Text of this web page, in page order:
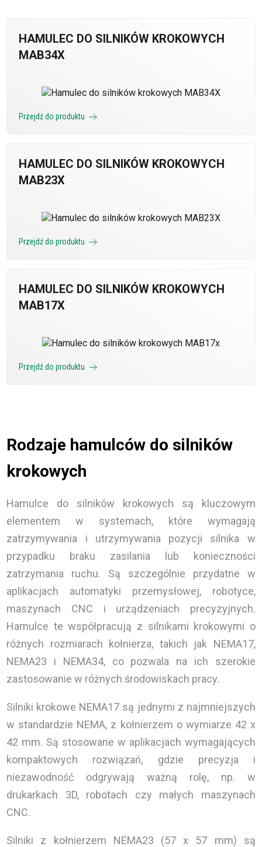
HAMULEC DO SILNIKÓW KROKOWYCH
MAB34X
Przejdź do produktu
HAMULEC DO SILNIKÓW KROKOWYCH
MAB23X
Przejdź do produktu
HAMULEC DO SILNIKÓW KROKOWYCH
MAB17X
Przejdź do produktu
Rodzaje hamulców do silników
krokowych
Hamulce do silników krokowych są kluczowym
elementem w systemach, które wymagają
zatrzymywania i utrzymywania pozycji silnika w
przypadku braku zasilania lub konieczności
zatrzymania ruchu. Są szczególnie przydatne w
aplikacjach automatyki przemysłowej, robotyce,
maszynach CNC i urządzeniach precyzyjnych.
Hamulce te współpracują z silnikami krokowymi o
różnych rozmiarach kołnierza, takich jak NEMA17,
NEMA23 i NEMA34, co pozwala na ich szerokie
zastosowanie w różnych środowiskach pracy.
Silniki krokowe NEMA17 są jednymi z najmniejszych
w standardzie NEMA, z kołnierzem o wymiarze 42 x
42 mm. Są stosowane w aplikacjach wymagających
kompaktowych rozwiązań, gdzie precyzja i
niezawodność odgrywają ważną rolę, np. w
drukarkach 3D, robotach czy małych maszynach
CNC.
Silniki z kołnierzem NEMA23 (57 x 57 mm) są